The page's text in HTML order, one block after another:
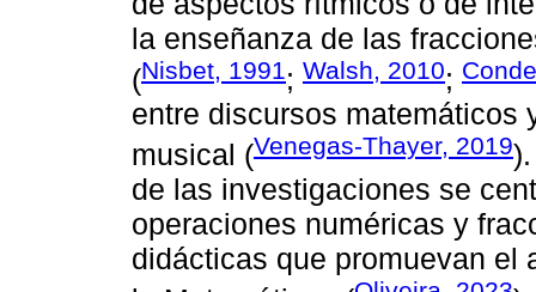
la enseñanza de las
(Nisbet, 1991; Walsh, 2010;
entre discursos matemáticos
musical (Venegas-Thayer, 2019
de las investigaciones se
operaciones numéricas y
didácticas que promuevan el